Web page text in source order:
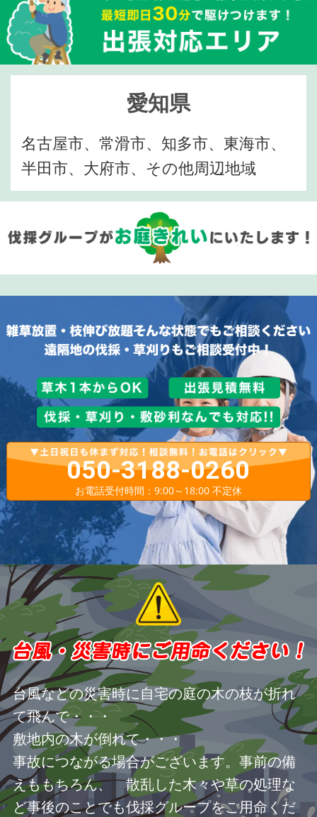
愛知県
名古屋市、常滑市、知多市、東海市、
半田市、大府市、その他周辺地域
050-3188-0260
お電話受付時間：9:00～18:00 不定休
台風などの災害時に自宅の庭の木の枝が折れ
て飛んで・・・
敷地内の木が倒れて・・・
事故につながる場合がございます。事前の備
えももちろん、 散乱した木々や草の処理な
ど事後のことでも伐採グループをご用命くだ